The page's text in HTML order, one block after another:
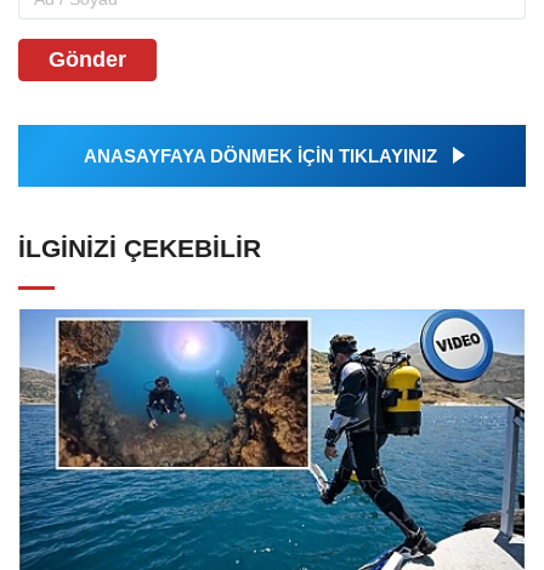
Gönder
ANASAYFAYA DÖNMEK İÇİN TIKLAYINIZ
İLGINIZI ÇEKEBILIR